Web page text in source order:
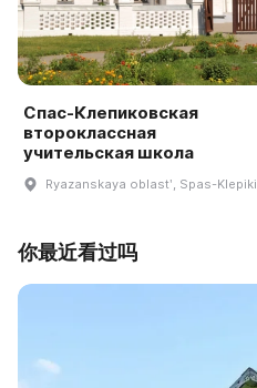
Спас-Клепиковская
второклассная
учительская школа
Ryazanskaya oblastʹ, Spas-Klepiki
你最近看过吗